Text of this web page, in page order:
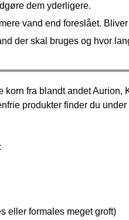
dem yderligere.
vand end foreslået.
der skal bruges og hvor
korn fra blandt andet
produkter finder du
eller formales meget groft)